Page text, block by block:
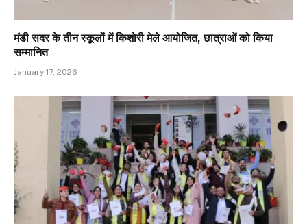
मंडी सदर के तीन स्कूलों में किशोरी मेले आयोजित, छात्राओं को किया
सम्मानित
January 17, 2026